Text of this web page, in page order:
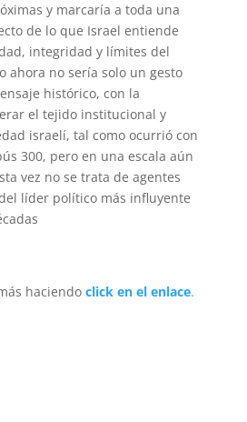
y marcaría a toda una
de lo que Israel entiende
integridad y límites del
ahora no sería solo un gesto
histórico, con la
el tejido institucional y
israelí, tal como ocurrió con
300, pero en una escala aún
vez no se trata de agentes
líder político más influyente
haciendoclick en el enlace.